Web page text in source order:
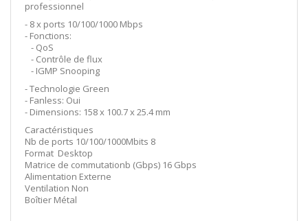
professionnel
- 8 x ports 10/100/1000 Mbps
- Fonctions:
- QoS
- Contrôle de flux
- IGMP Snooping
- Technologie Green
- Fanless: Oui
- Dimensions: 158 x 100.7 x 25.4 mm
Caractéristiques
Nb de ports 10/100/1000Mbits 8
Format Desktop
Matrice de commutationb (Gbps) 16 Gbps
Alimentation Externe
Ventilation Non
Boîtier Métal